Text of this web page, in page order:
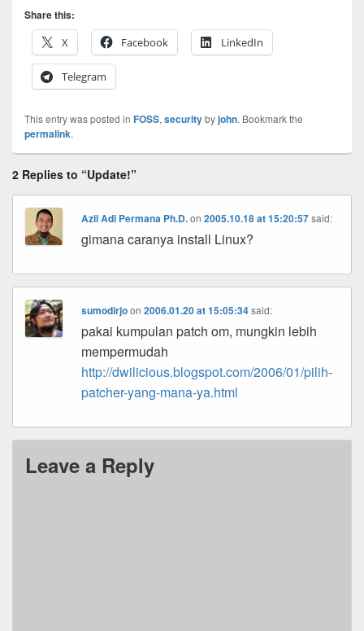
Share this:
X
Facebook LinkedIn
Telegram
This entry was posted in FOSS, securitybyjohn. Bookmark the
permalink.
2 Replies to “Update!”
Azil Adi Permana Ph.D.on2005.10.18 at 15:20:57 said:
gimana caranya install Linux?
sumodirjoon2006.01.20 at 15:05:34 said:
pakai kumpulan patch om, mungkin lebih
mempermudah
http://dwilicious.blogspot.com/2006/01/pilih-
patcher-yang-mana-ya.html
Leave a Reply